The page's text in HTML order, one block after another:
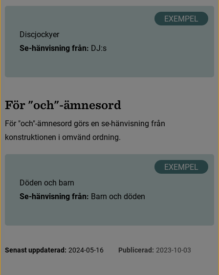
Discjockyer
Se-hänvisning från: DJ:s
För"och"-ämnesord
För "och"-ämnesord görs en se-hänvisning från
konstruktionen i omvänd ordning.
Döden och barn
Se-hänvisning från: Barn och döden
Sidinformation
Senast uppdaterad: 2024-05-16 Publicerad: 2023-10-03